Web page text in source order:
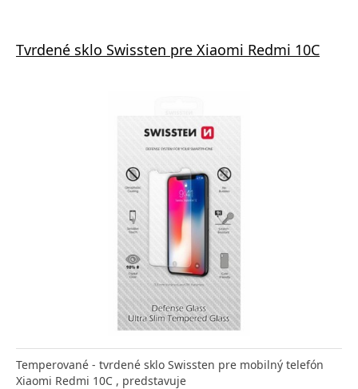
Tvrdené sklo Swissten pre Xiaomi Redmi 10C
Temperované - tvrdené sklo Swissten pre mobilný telefón
Xiaomi Redmi 10C , predstavuje